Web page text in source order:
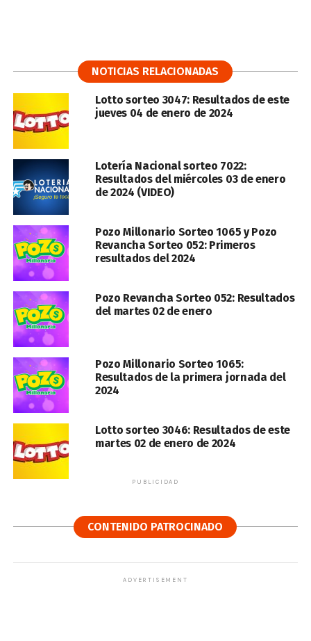
NOTICIAS RELACIONADAS
Lotto sorteo 3047: Resultados de este
jueves 04 de enero de 2024
Lotería Nacional sorteo 7022:
Resultados del miércoles 03 de enero
de 2024 (VIDEO)
Pozo Millonario Sorteo 1065 y Pozo
Revancha Sorteo 052: Primeros
resultados del 2024
Pozo Revancha Sorteo 052: Resultados
del martes 02 de enero
Pozo Millonario Sorteo 1065:
Resultados de la primera jornada del
2024
Lotto sorteo 3046: Resultados de este
martes 02 de enero de 2024
PUBLICIDAD
CONTENIDO PATROCINADO
ADVERTISEMENT